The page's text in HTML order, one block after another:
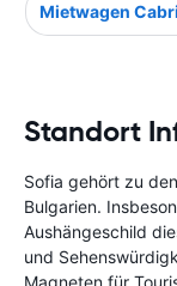
Mietwagen
Standort
Sofia gehört zu
Bulgarien.
Aushängeschild
und